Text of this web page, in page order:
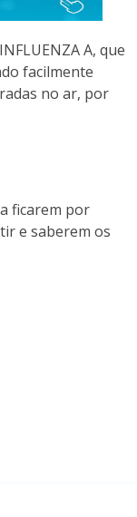
A, que
facilmente
no ar, por
ficarem por
e saberem os